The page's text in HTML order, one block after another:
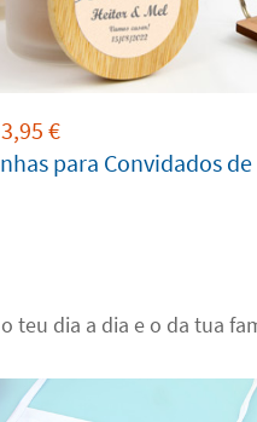
3,95 €
para Convidados
teu dia a dia e o da tua